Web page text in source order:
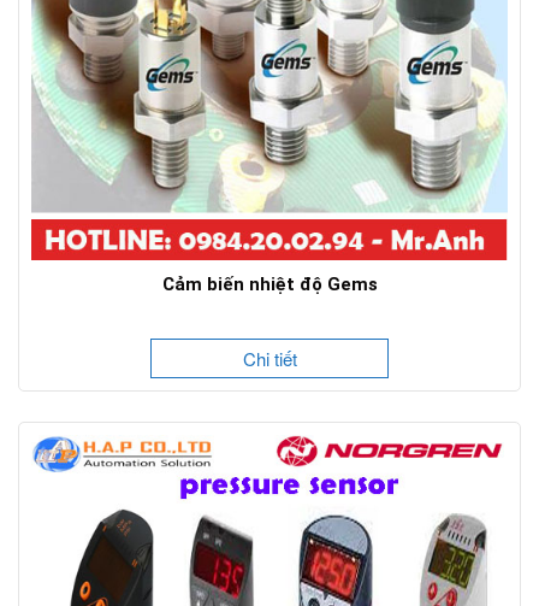
Cảm biến nhiệt độ Gems
Chi tiết